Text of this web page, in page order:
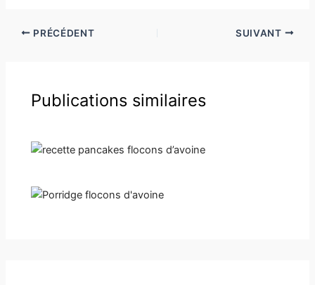
PRÉCÉDENT SUIVANT
Publications similaires